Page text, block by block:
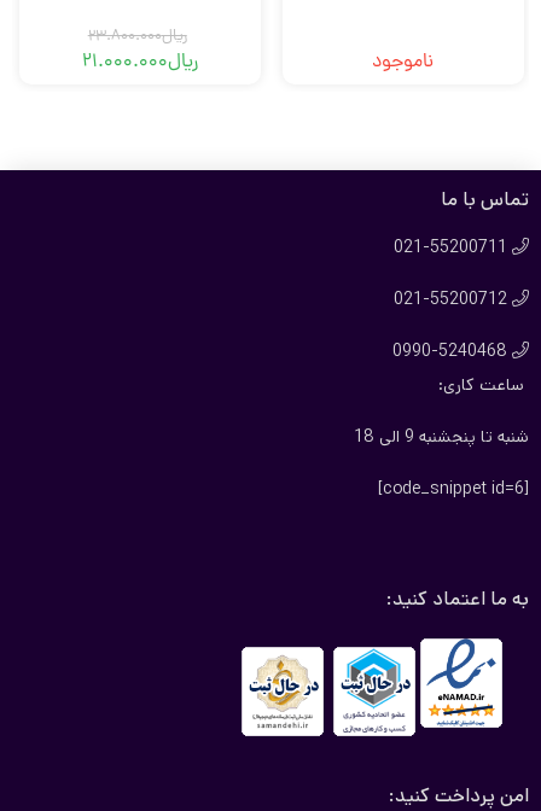
ناموجود
ریال23.800.000
ریال21.000.000
تماس با ما

021-55200711

021-55200712

0990-5240468
ساعت کاری:
شنبه تا پنجشنبه 9 الی 18
[code_snippet id=6]
به ما اعتماد کنید:
امن پرداخت کنید: